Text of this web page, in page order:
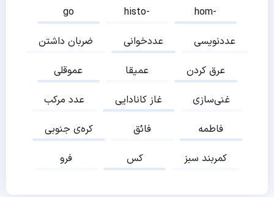
go
histo-
hom-
ضربان داشتن
عددخوانی
عددنویسی
عموقلی
عمیقا
عرق کردن
عدد مرکب
غاز کانادایی
غنی‌سازی
کره‌ی جنوبی
فائق
فاطمه
فرو
کس کمربند سبز